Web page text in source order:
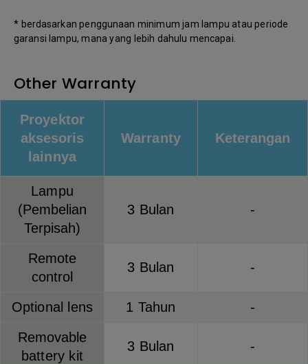
* berdasarkan penggunaan minimum jam lampu atau periode
garansi lampu, mana yang lebih dahulu mencapai.
Other Warranty
Proyektor
aksesoris
lainnya
Warranty Keterangan
Lampu
(Pembelian
Terpisah)
3 Bulan -
Remote
control
3 Bulan -
Optional lens 1 Tahun
-
Removable
battery kit
3 Bulan -